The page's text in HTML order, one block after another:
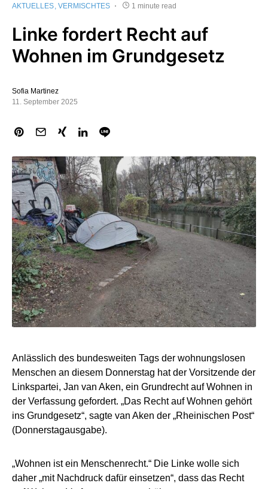
AKTUELLES VERMISCHTES 1 minute read
Linke fordert Recht auf
Wohnen im Grundgesetz
Sofia Martinez
11. September 2025
Anlässlich des bundesweiten Tags der wohnungslosen
Menschen an diesem Donnerstag hat der Vorsitzende der
Linkspartei, Jan van Aken, ein Grundrecht auf Wohnen in
der Verfassung gefordert. „Das Recht auf Wohnen gehört
ins Grundgesetz“, sagte van Aken der „Rheinischen Post“
(Donnerstagausgabe).
„Wohnen ist ein Menschenrecht.“ Die Linke wolle sich
daher „mit Nachdruck dafür einsetzen“, dass das Recht